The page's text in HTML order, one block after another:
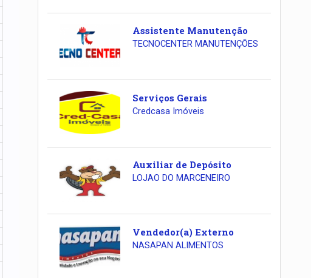
Assistente Manutenção
TECNOCENTER MANUTENÇÕES
Serviços Gerais
Credcasa Imóveis
Auxiliar de Depósito
LOJAO DO MARCENEIRO
Vendedor(a) Externo
NASAPAN ALIMENTOS